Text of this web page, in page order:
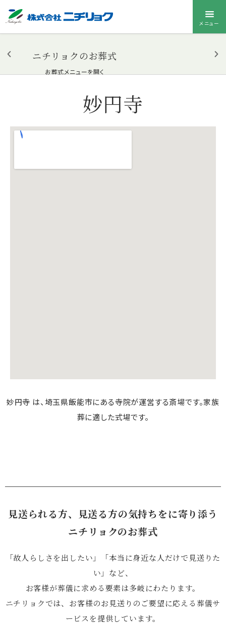
メニュー
ニチリョクのお葬式
お葬式メニューを開く
妙円寺
妙円寺 は、埼玉県飯能市にある寺院が運営する斎場です。家族
葬に適した式場です。
見送られる方、見送る方の気持ちをに寄り添う
ニチリョクのお葬式
「故人らしさを出したい」「本当に身近な人だけで見送りた
い」など、
お客様が葬儀に求める要素は多岐にわたります。
ニチリョクでは、お客様のお見送りのご要望に応える葬儀サ
ービスを提供しています。